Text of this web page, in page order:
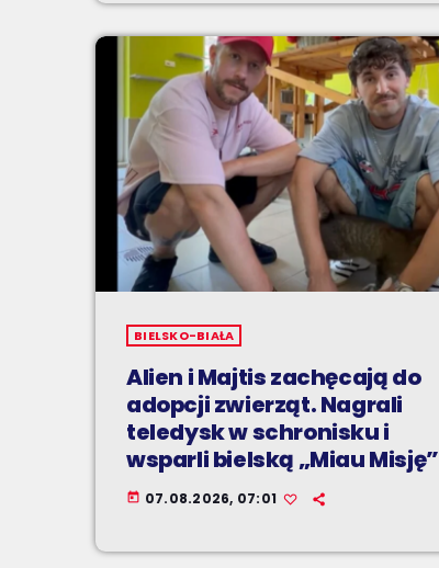
BIELSKO-BIAŁA
Alien i Majtis zachęcają do
adopcji zwierząt. Nagrali
teledysk w schronisku i
wsparli bielską „Miau Misję”
today 07.08.2026, 07:01